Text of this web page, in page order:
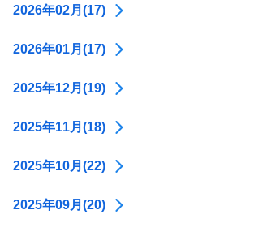
2026年02月(17)
2026年01月(17)
2025年12月(19)
2025年11月(18)
2025年10月(22)
2025年09月(20)